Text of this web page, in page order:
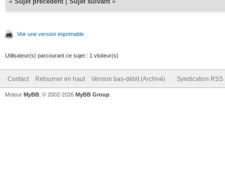
Voir une version imprimable
Utilisateur(s) parcourant ce sujet : 1 visiteur(s)
Contact Retourner en haut Version bas-débit (Archivé) Syndication RSS
Moteur MyBB , © 2002-2026 MyBB Group